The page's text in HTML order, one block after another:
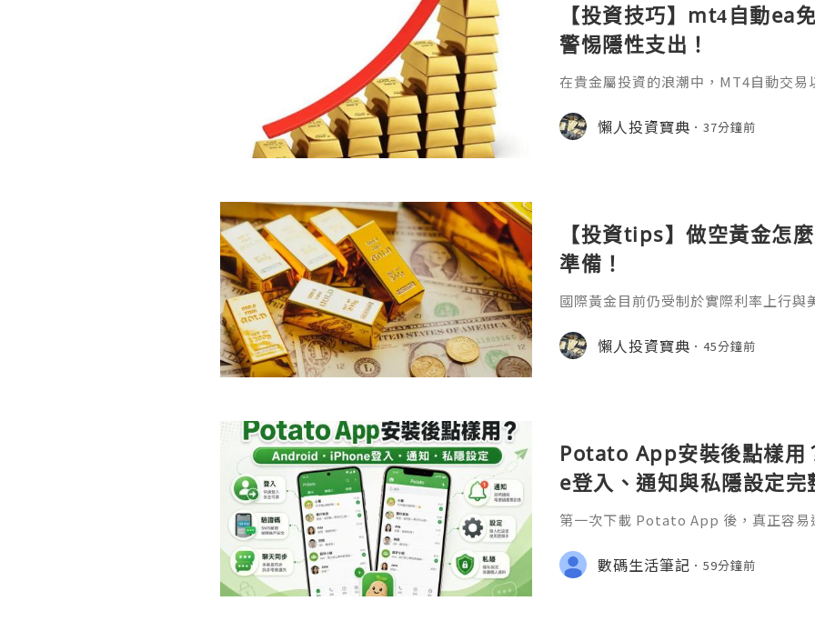
【投資技巧】mt4自動ea
警惕隱性支出！
在貴金屬投資的浪潮中，MT4自動交
啟用這把"智能鑰匙"之前，一個最基礎
——mt4自動ea免費嗎？答案並非一句
懶人投資寶典 37分鐘前
【投資tips】做空黃金怎
準備！
國際黃金目前仍受制於實際利率上行
價，因此除非出現衝突明顯緩和或通脹
價在中軌下方運行的格局恐怕難以在短
懶人投資寶典 45分鐘前
Potato App安裝後點樣
e登入、通知與私隱設定完
第一次下載 Potato App 後，真正容易
收不到通知，以及私隱和帳號安全設定
數碼生活筆記 59分鐘前